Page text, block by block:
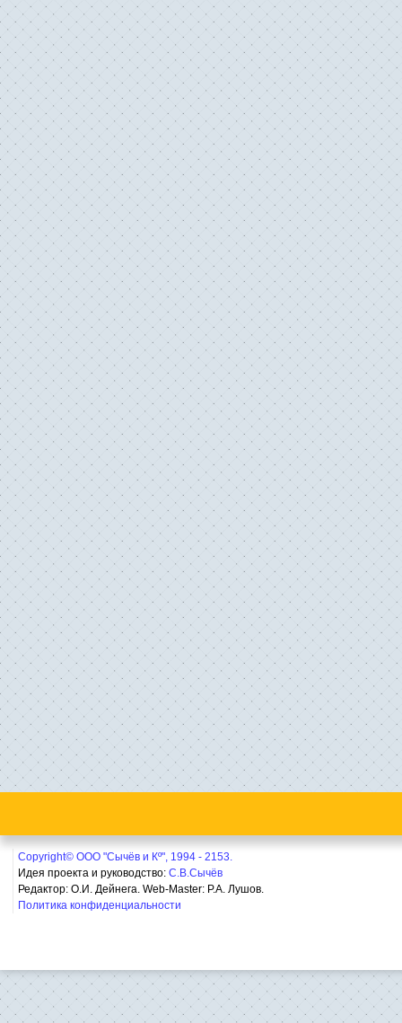
Copyright© ООО "Сычёв и Кº", 1994 - 2153.
Идея проекта и руководство: С.В.Сычёв
Редактор: О.И. Дейнега. Web-Master: Р.А. Лушов.
Политика конфиденциальности